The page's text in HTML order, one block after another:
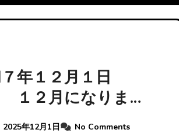
７年１２月１日
１２月になりまし
2025年12月1日 No Comments